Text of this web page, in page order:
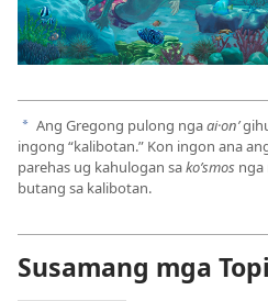
a Ang Gregong pulong ngaai·onʹ
ingong “kalibotan.” Kon ingon ana
parehas ug kahulogan sakoʹsmos nga
butang sa kalibotan.
Susamang mga